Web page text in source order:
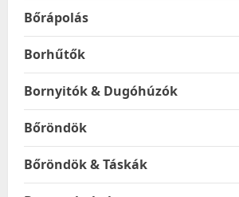
Bőrápolás
Borhűtők
Bornyitók & Dugóhúzók
Bőröndök
Bőröndök & Táskák